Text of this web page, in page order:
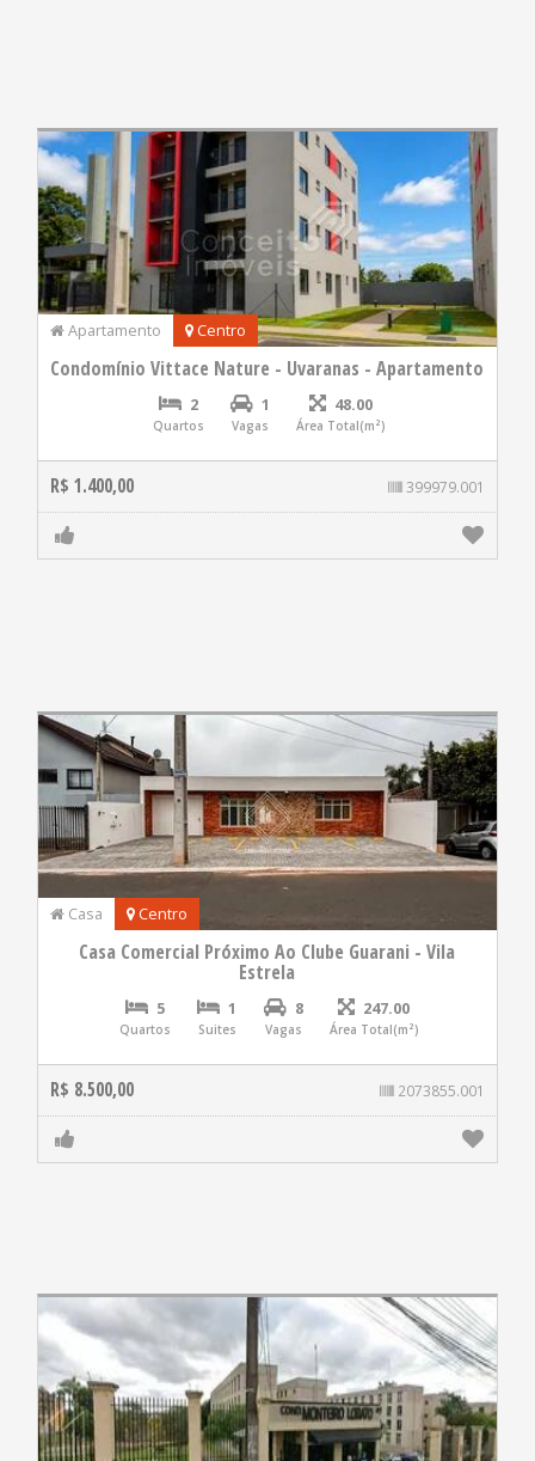
Apartamento Centro
Condomínio Vittace Nature - Uvaranas - Apartamento
2
Quartos
1
Vagas
48.00
Área Total(m²)
R$ 1.400,00 399979.001
Casa Centro
Casa Comercial Próximo Ao Clube Guarani - Vila
Estrela
5
Quartos
1
Suites
8
Vagas
247.00
Área Total(m²)
R$ 8.500,00 2073855.001